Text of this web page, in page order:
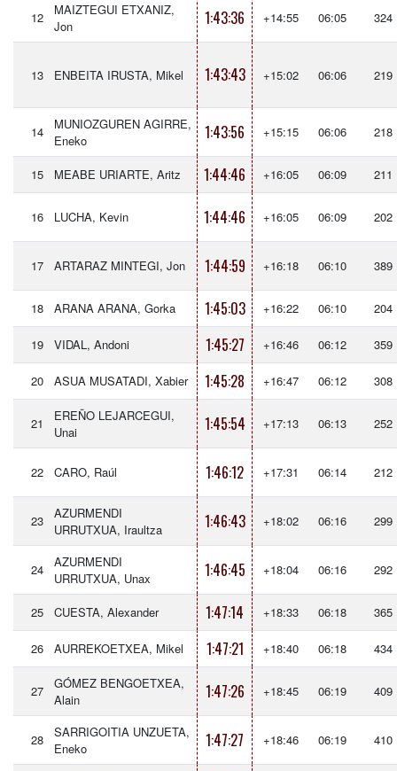
12
MAIZTEGUI ETXANIZ,
Jon
1:43:36 +14:55 06:05 324
13 ENBEITA IRUSTA, Mikel 1:43:43 +15:02 06:06 219
14
MUNIOZGUREN AGIRRE,
Eneko
1:43:56 +15:15 06:06 218
15 MEABE URIARTE, Aritz 1:44:46 +16:05 06:09 211
16 LUCHA, Kevin 1:44:46 +16:05 06:09 202
17 ARTARAZ MINTEGI, Jon 1:44:59 +16:18 06:10 389
18 ARANA ARANA, Gorka 1:45:03 +16:22 06:10 204
19 VIDAL, Andoni 1:45:27 +16:46 06:12 359
20 ASUA MUSATADI, Xabier 1:45:28 +16:47 06:12 308
21
EREÑO LEJARCEGUI,
Unai
1:45:54 +17:13 06:13 252
22 CARO, Raúl 1:46:12 +17:31 06:14 212
23
AZURMENDI
URRUTXUA, Iraultza
1:46:43 +18:02 06:16 299
24
AZURMENDI
URRUTXUA, Unax
1:46:45 +18:04 06:16 292
25 CUESTA, Alexander 1:47:14 +18:33 06:18 365
26 AURREKOETXEA, Mikel 1:47:21 +18:40 06:18 434
27
GÓMEZ BENGOETXEA,
Alain
1:47:26 +18:45 06:19 409
28
SARRIGOITIA UNZUETA,
Eneko
1:47:27 +18:46 06:19 410